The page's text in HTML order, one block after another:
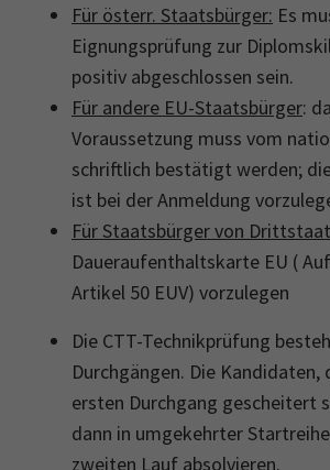
Für österr. Staatsbürger: Es
Eignungsprüfung zur
positiv abgeschlossen sein.
Für andere EU-Staatsbürger:
Voraussetzung muss vom
schriftlich bestätigt werden;
ist bei der Anmeldung
Für Staatsbürger von
Daueraufenthaltskarte EU (
Artikel 50 EUV) vorzulegen
Die CTT-Technikprüfung
Durchgängen. Die Kandidaten,
ersten Durchgang gescheitert
dann in umgekehrter
zweiten Lauf absolvieren.